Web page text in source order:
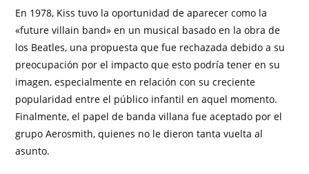
En 1978, Kiss tuvo la oportunidad de aparecer como la
«future villain band» en un musical basado en la obra de
los Beatles, una propuesta que fue rechazada debido a su
preocupación por el impacto que esto podría tener en su
imagen, especialmente en relación con su creciente
popularidad entre el público infantil en aquel momento.
Finalmente, el papel de banda villana fue aceptado por el
grupo Aerosmith, quienes no le dieron tanta vuelta al
asunto.